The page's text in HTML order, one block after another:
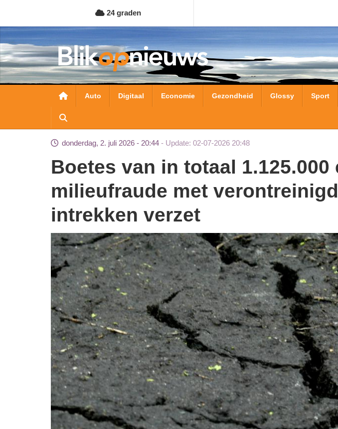
naar
de
inhoud
gaan
24 graden
Hoofdnavigatie
Auto Digitaal Economie Gezondheid Glossy Sport
donderdag, 2. juli 2026 - 20:44 Update: 02-07-2026 20:48
Boetes van in totaal 1.125.000 euro voor
milieufraude met
intrekken verzet